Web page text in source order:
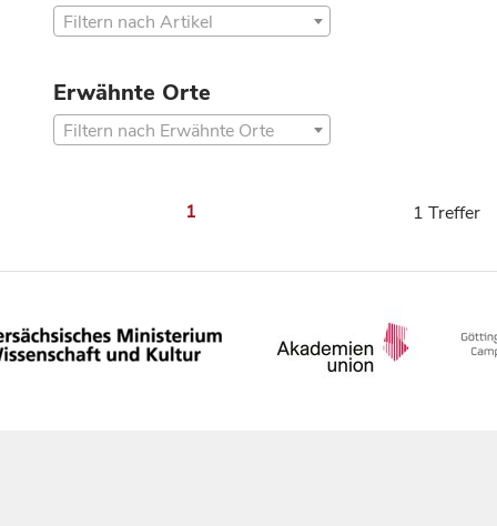
Filtern nach Artikel
Erwähnte Orte
Filtern nach Erwähnte Orte
1 1 Treffer